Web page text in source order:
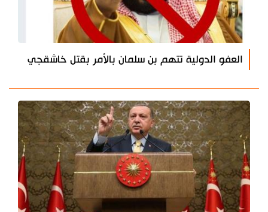
العفو الدولية تتهم بن سلمان بالأمر بقتل خاشقجي